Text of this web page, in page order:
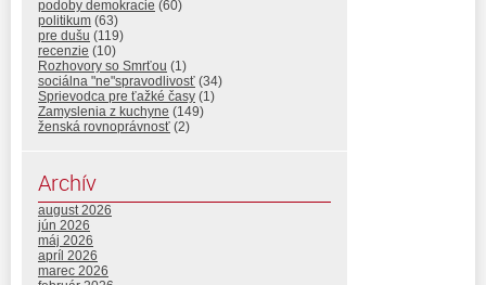
podoby demokracie (60)
politikum (63)
pre dušu (119)
recenzie (10)
Rozhovory so Smrťou (1)
sociálna "ne"spravodlivosť (34)
Sprievodca pre ťažké časy (1)
Zamyslenia z kuchyne (149)
ženská rovnoprávnosť (2)
Archív
august 2026
jún 2026
máj 2026
apríl 2026
marec 2026